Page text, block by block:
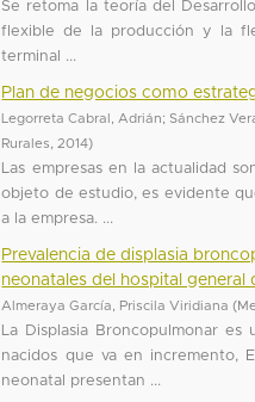
Se retoma la teoría del
flexible de la producción y la
terminal ...
Plan de negocios como
Legorreta Cabral, Adrián;Sánchez
Rurales
2014)
Las empresas en la actualidad
objeto de estudio, es evidente
a la empresa. ...
Prevalencia de displasia
neonatales del hospital
Almeraya García, Priscila Viridiana (
La Displasia Broncopulmonar
nacidos que va en incremento,
neonatal presentan ...